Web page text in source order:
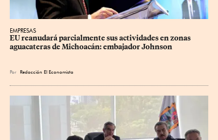
EMPRESAS
EU reanudará parcialmente sus actividades en zonas
aguacateras de Michoacán: embajador Johnson
Por Redacción El Economista